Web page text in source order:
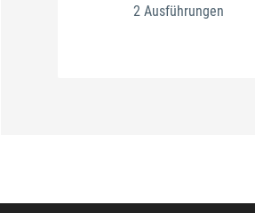
2 Ausführungen